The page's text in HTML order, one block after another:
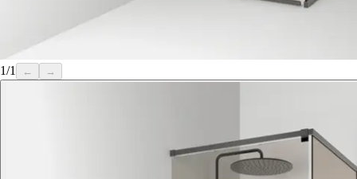
1/1 ← →